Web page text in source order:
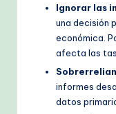
Ignorar las
una decisión
económica.
afecta las
informes
datos